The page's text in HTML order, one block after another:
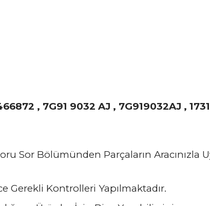
, 7G91 9032 AJ , 7G919032AJ ,
Sor Bölümünden Parçaların Aracınızla
Gerekli Kontrolleri Yapılmaktadır.